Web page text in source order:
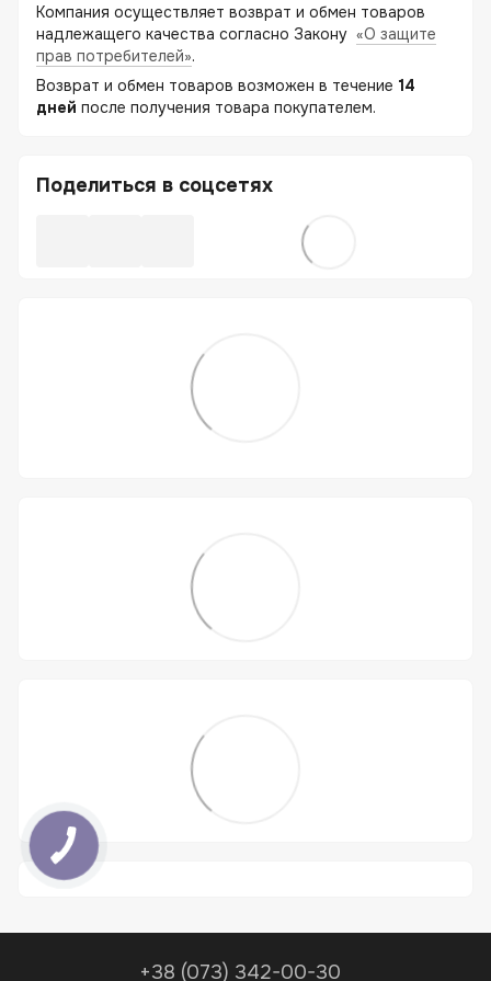
Компания осуществляет возврат и обмен товаров
надлежащего качества согласно Закону «О защите
прав потребителей».
Возврат и обмен товаров возможен в течение 14
дней после получения товара покупателем.
Поделиться в соцсетях
+38 (073) 342-00-30